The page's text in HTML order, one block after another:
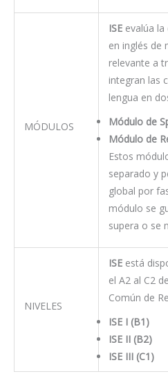
MÓDULOS
ISE evalúa
en inglés de
relevante a
integran las
lengua en
Módulo de
Módulo de
Estos
separado y
global por
módulo se
supera o se
NIVELES
ISE está
el A2 al C2
Común de
ISE I (B1)
ISE II (B2)
ISE III (C1)